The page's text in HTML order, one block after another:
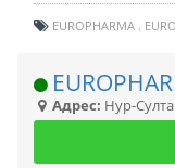
EUROPHARMA
Адрес: Нур-